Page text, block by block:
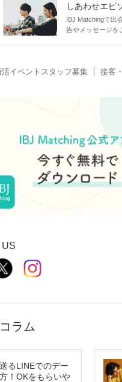
しあわせエピ
IBJ Matchingで出
告やメッセージを
活イベントスタッフ募集 接客
US
ラム
るLINEでのデー
！OKをもらいや